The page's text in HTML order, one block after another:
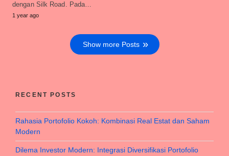
dengan Silk Road. Pada…
1 year ago
Show more Posts
RECENT POSTS
Rahasia Portofolio Kokoh: Kombinasi Real Estat dan Saham
Modern
Dilema Investor Modern: Integrasi Diversifikasi Portofolio